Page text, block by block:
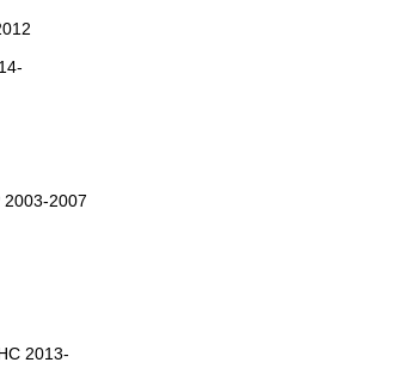
2003-2007
2013-